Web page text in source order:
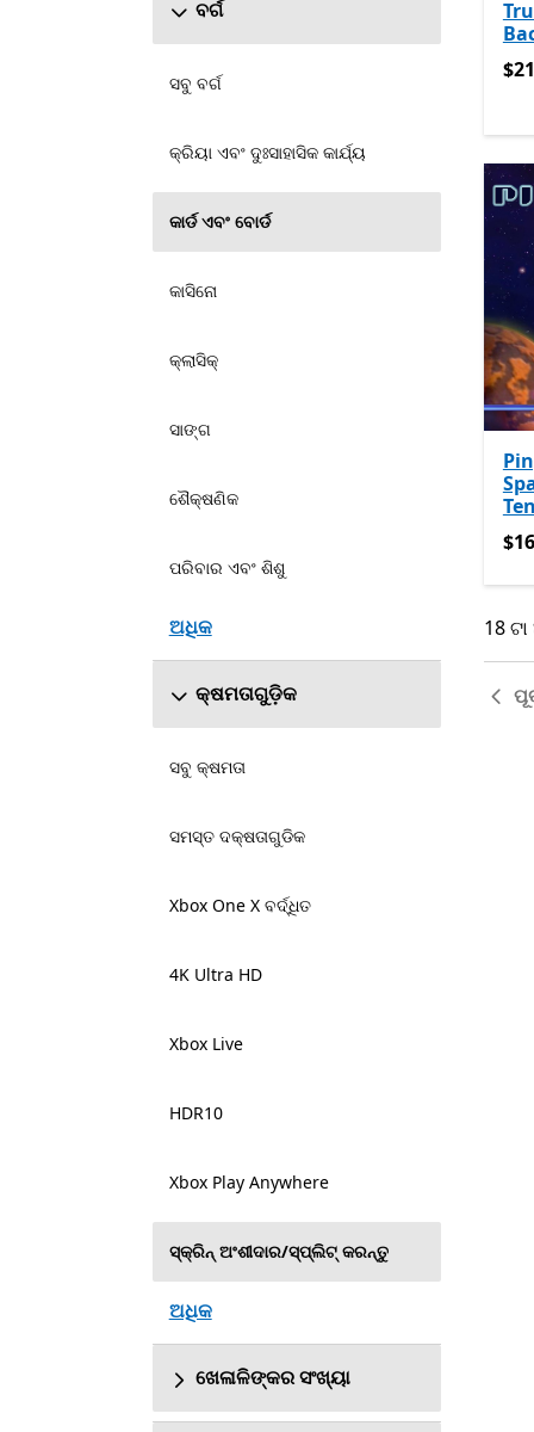
ବର୍ଗ
ସବୁ ବର୍ଗ
କ୍ରିୟା ଏବଂ ଦୁଃସାହାସିକ କାର୍ଯ୍ୟ
କାର୍ଡ ଏବଂ ବୋର୍ଡ
କାସିନୋ
କ୍ଲାସିକ୍
ସାଙ୍ଗ
ଶୈକ୍ଷଣିକ
ପରିବାର ଏବଂ ଶିଶୁ
ଅଧିକ
କ୍ଷମତାଗୁଡ଼ିକ
ସବୁ କ୍ଷମତା
ସମସ୍ତ ଦକ୍ଷତାଗୁଡିକ
Xbox One X ବର୍ଦ୍ଧିତ
4K Ultra HD
Xbox Live
HDR10
Xbox Play Anywhere
ସ୍କ୍ରିନ୍ ଅଂଶୀଦାର/ସ୍ପ୍ଲିଟ୍ କରନ୍ତୁ
ଅଧିକ
ଖେଳାଳିଙ୍କର ସଂଖ୍ୟା
18
18